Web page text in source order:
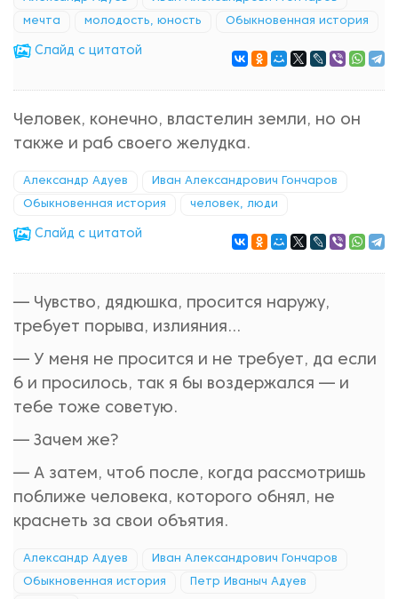
мечта молодость, юность Обыкновенная история
Cлайд с цитатой
Человек, конечно, властелин земли, но он
также и раб своего желудка.
Александр Адуев Иван Александрович Гончаров
Обыкновенная история человек, люди
Cлайд с цитатой
— Чувство, дядюшка, просится наружу,
требует порыва, излияния...
— У меня не просится и не требует, да если
б и просилось, так я бы воздержался — и
тебе тоже советую.
— Зачем же?
— А затем, чтоб после, когда рассмотришь
поближе человека, которого обнял, не
краснеть за свои объятия.
Александр Адуев Иван Александрович Гончаров
Обыкновенная история Петр Иваныч Адуев